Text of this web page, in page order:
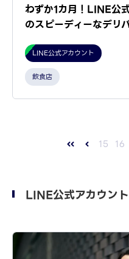
わずか1カ月！LINE公
のスピーディーなデリ
LINE公式アカウント
飲食店
15 16
LINE公式アカウント